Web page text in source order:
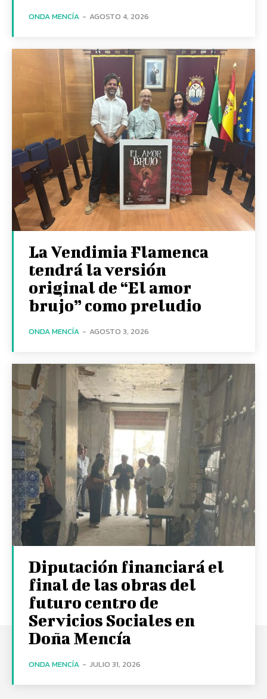
ONDA MENCÍA - AGOSTO 4, 2026
La Vendimia Flamenca
tendrá la versión
original de “El amor
brujo” como preludio
ONDA MENCÍA - AGOSTO 3, 2026
Diputación financiará el
final de las obras del
futuro centro de
Servicios Sociales en
Doña Mencía
ONDA MENCÍA - JULIO 31, 2026